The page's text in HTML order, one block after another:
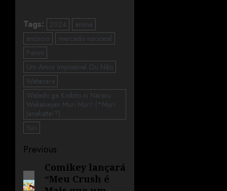
Tags: 2024
anime
anúncio
mercado nacional
Panini
Um Amor Impossível Ou Não
Watanare
Watashi ga Koibito ni Nareru
Wakenaijan Muri Muri! (*Muri
Janakatta!?)
Yuri
Previous
Comikey lançará
“Meu Crush é